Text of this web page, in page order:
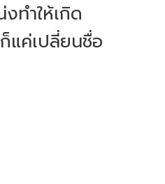
ทำให้เกิด
แค่เปลี่ยนชื่อ